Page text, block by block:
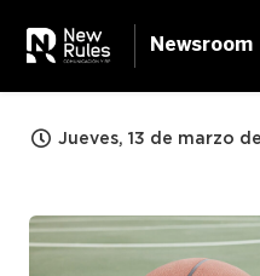
Newsroom
Jueves, 13 de marzo